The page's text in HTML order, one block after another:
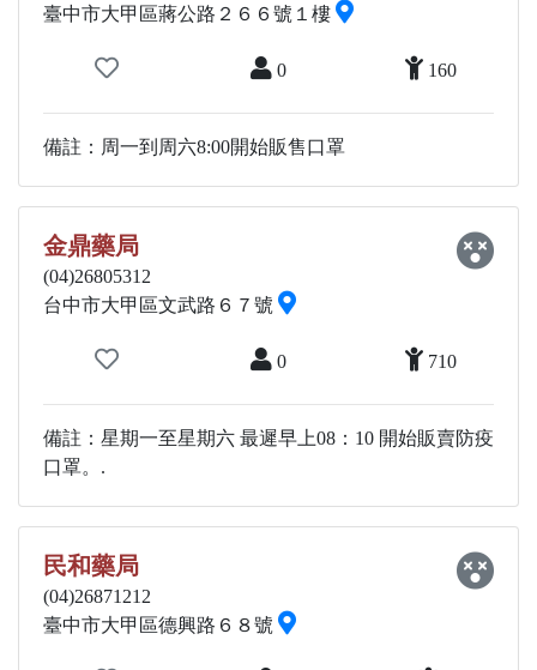
臺中市大甲區蔣公路２６６號１樓
0 160
備註：周一到周六8:00開始販售口罩
金鼎藥局
(04)26805312
台中市大甲區文武路６７號
0 710
備註：星期一至星期六 最遲早上08：10 開始販賣防疫
口罩。.
民和藥局
(04)26871212
臺中市大甲區德興路６８號